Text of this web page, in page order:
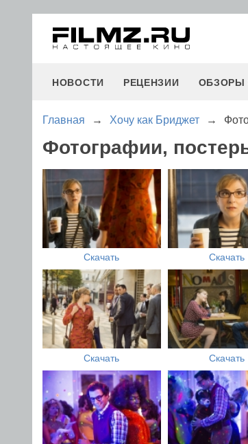
НОВОСТИ РЕЦЕНЗИИ ОБЗОРЫ
Главная → Хочу как Бриджет →
Фотографии,
Скачать Скачать
Скачать Скачать